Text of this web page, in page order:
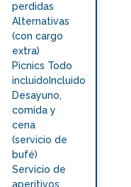
perdidas
Alternativas
(con cargo
extra)
Picnics Todo
incluidoIncluido
Desayuno,
comida y
cena
(servicio de
bufé)
Servicio de
aperitivos